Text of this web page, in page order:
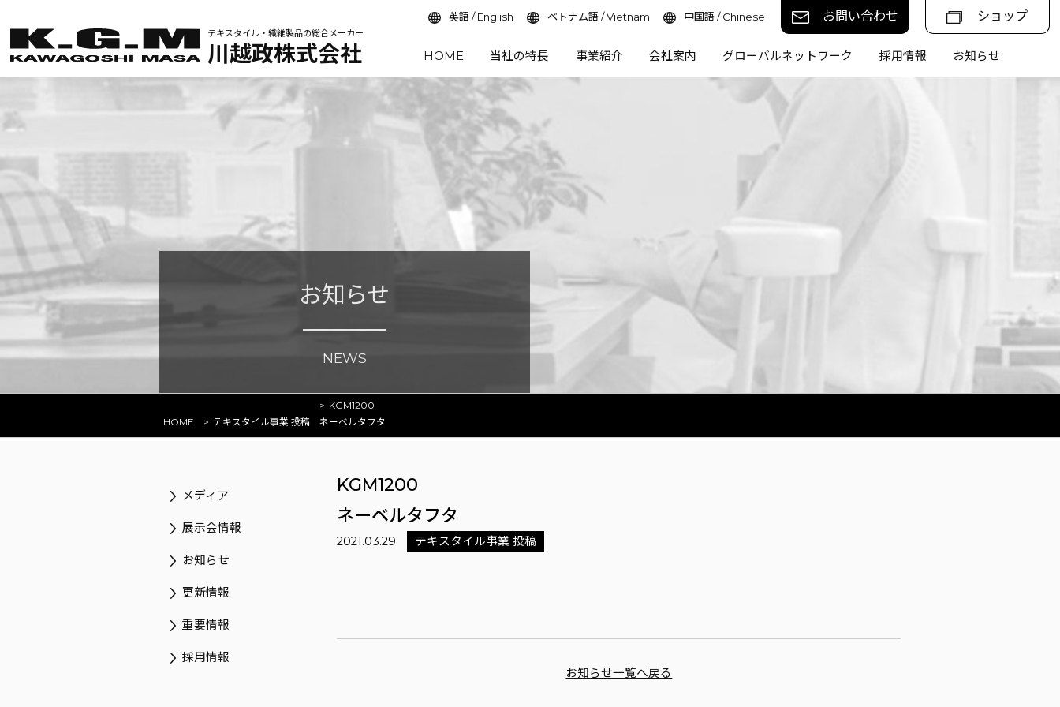
テキスタイル・繊維製品の総合メーカー
川越政株式会社
英語 / English ベトナム語 / Vietnam 中国語 / Chinese お問い合わせ ショップ
HOME 当社の特長 事業紹介 会社案内 グローバルネットワーク 採用情報 お知らせ
お知らせ
NEWS
HOME テキスタイル事業 投稿
KGM1200
ネーベルタフタ
KGM1200
ネーベルタフタ
2021.03.29 テキスタイル事業 投稿
お知らせ一覧へ戻る
メディア
展示会情報
お知らせ
更新情報
重要情報
採用情報